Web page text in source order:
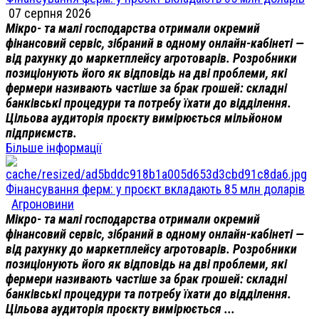
07 серпня 2026
Мікро- та малі господарства отримали окремий
фінансовий сервіс, зібраний в одному онлайн-кабінеті —
від рахунку до маркетплейсу агротоварів. Розробники
позиціонують його як відповідь на дві проблеми, які
фермери називають частіше за брак грошей: складні
банківські процедури та потребу їхати до відділення.
Цільова аудиторія проєкту вимірюється мільйоном
підприємств.
Більше інформації
Фінансування ферм: у проєкт вкладають 85 млн доларів
Агроновини
Мікро- та малі господарства отримали окремий
фінансовий сервіс, зібраний в одному онлайн-кабінеті —
від рахунку до маркетплейсу агротоварів. Розробники
позиціонують його як відповідь на дві проблеми, які
фермери називають частіше за брак грошей: складні
банківські процедури та потребу їхати до відділення.
Цільова аудиторія проєкту вимірюється ...